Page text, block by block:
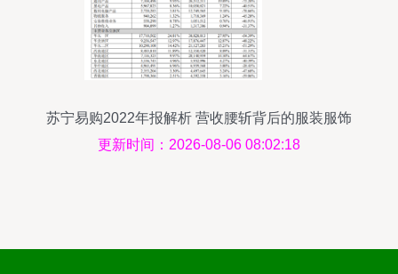
苏宁易购2022年报解析 营收腰斩背后的服装服饰
零售转型挑战
更新时间：2026-08-06 08:02:18